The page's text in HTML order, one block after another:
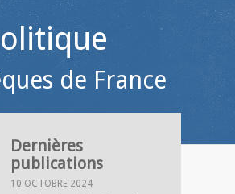
de France
Dernières
publications
10 OCTOBRE 2024